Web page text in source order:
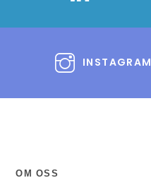
INSTAGRAM
OM OSS